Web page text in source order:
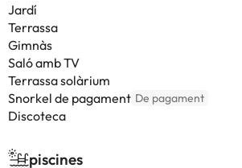
Jardí
Terrassa
Gimnàs
Saló amb TV
Terrassa solàrium
Snorkel de pagament De pagament
Discoteca
piscines